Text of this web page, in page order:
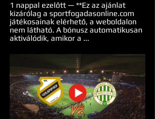
1 nappal ezelőtt — **Ez az ajánlat
kizárólag a sportfogadasonline.com
játékosainak elérhető, a weboldalon
nem látható. A bónusz automatikusan
aktiválódik, amikor a ...